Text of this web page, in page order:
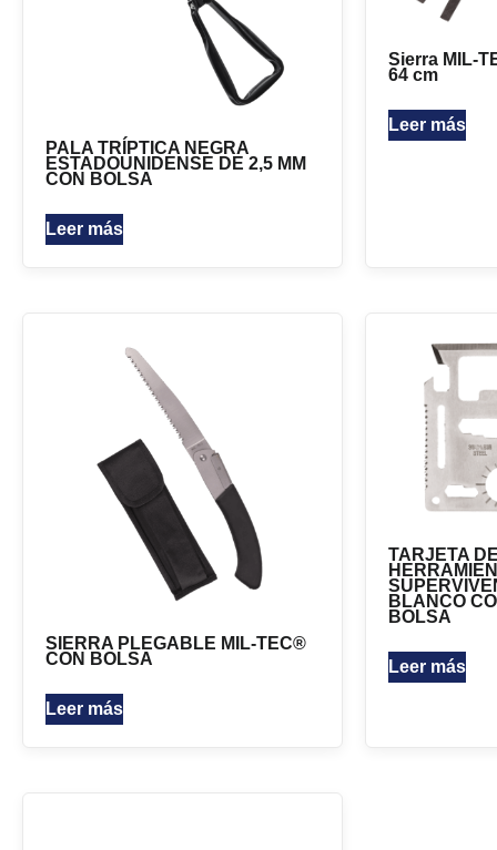
PALA TRÍPTICA NEGRA
ESTADOUNIDENSE DE 2,5 MM
CON BOLSA
Leer más
Sierra MIL-
64 cm
Leer más
SIERRA PLEGABLE MIL-TEC®
CON BOLSA
Leer más
TARJETA
BLANCO
BOLSA
Leer más